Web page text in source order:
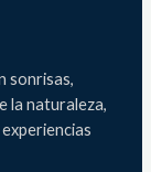
sonrisas,
la naturaleza,